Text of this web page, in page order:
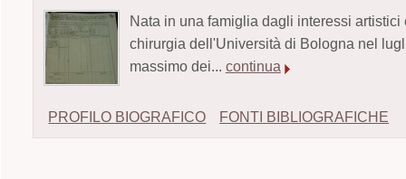
Nata in una famiglia dagli interessi
chirurgia dell'Università di Bologna nel
massimo dei... continua
PROFILO BIOGRAFICO FONTI BIBLIOGRAFICHE